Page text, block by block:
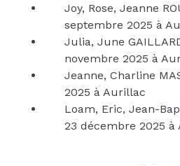
Joy, Rose, Jeanne
septembre 2025 à
Julia, June
novembre 2025 à
Jeanne, Charline
2025 à Aurillac
Loam, Eric, Jean-
23 décembre 2025 à